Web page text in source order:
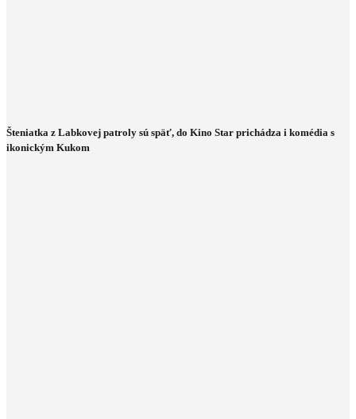
Šteniatka z Labkovej patroly sú späť, do Kino Star prichádza i komédia s
ikonickým Kukom